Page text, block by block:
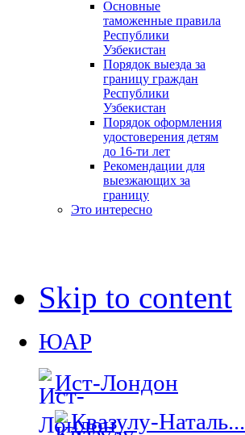
Основные
таможенные правила
Республики
Узбекистан
Порядок выезда за
границу граждан
Республики
Узбекистан
Порядок оформления
удостоверения детям
до 16-ти лет
Рекомендации для
выезжающих за
границу
Это интересно
Skip to content
ЮАР
Ист-Лондон
Квазулу-Наталь...